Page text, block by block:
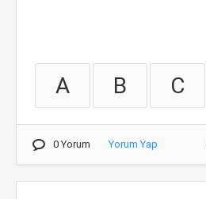
A B C
0 Yorum Yorum Yap